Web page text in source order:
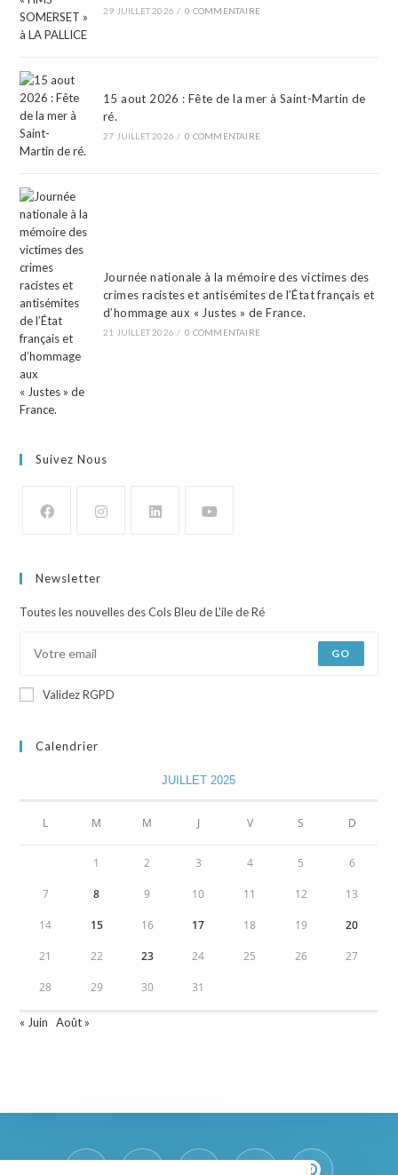
29 JUILLET 2026 / 0 COMMENTAIRE
15 aout 2026 : Fête de la mer à Saint-Martin de
ré.
27 JUILLET 2026 / 0 COMMENTAIRE
Journée nationale à la mémoire des victimes des
crimes racistes et antisémites de l’État français et
d’hommage aux « Justes » de France.
21 JUILLET 2026 / 0 COMMENTAIRE
Suivez Nous
Newsletter
Toutes les nouvelles des Cols Bleu de L'ile de Ré
GO
Validez RGPD
Calendrier
JUILLET 2025
L M M J V S D
1 2 3 4 5 6
7 8 9 10 11 12 13
14 15 16 17 18 19 20
21 22 23 24 25 26 27
28 29 30 31
« Juin Août »